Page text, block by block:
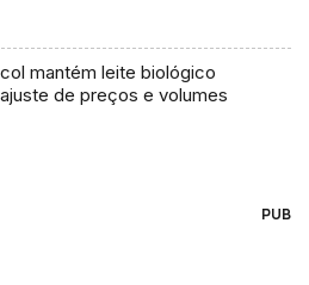
mantém leite biológico
de preços e volumes
PUB